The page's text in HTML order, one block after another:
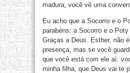
madura, você vê uma
Eu acho que a Socorro e o
parabéns; a Socorro e o
Graças a Deus. Esther, não
presença, mas se você
que você está com ele aí,
minha filha, que Deus vai te